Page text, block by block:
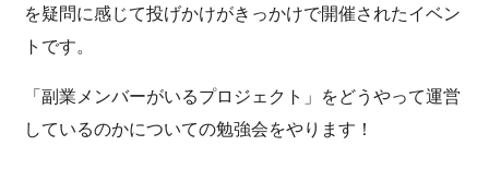
を疑問に感じて投げかけがきっかけで開催されたイベン
トです。
「副業メンバーがいるプロジェクト」をどうやって運営
しているのかについての勉強会をやります！